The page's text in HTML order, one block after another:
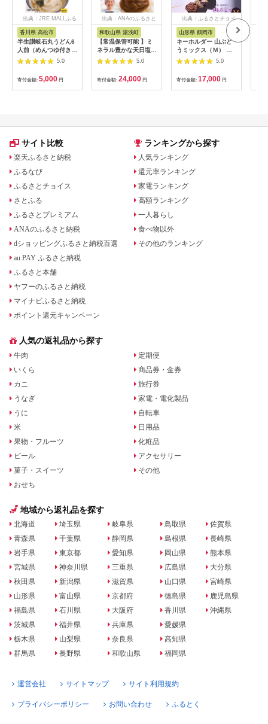
出典：JRE MALLふる
さと納税
香川県 高松市
半生讃岐石丸うどん6
人前（めんつゆ付き）
麺300g×2袋
5.0
寄付金額: 5,000 円
出典：ANAのふるさと
和歌山県 湯浅町
【常温保管可能 】ミ
ネラル豊かな天日塩だ
けで漬けた無添加梅干
し2kg 梅ボーイズ｜
B201_EP6024
5.0
寄付金額: 24,000 円
出典：ふるさとチョイ
山形県 鶴岡市
キーホルダー 山ぶど
うミックス（Ｍ） 山
形県鶴岡市 アトリエ
かおる | 山葡萄 雑貨
キーホルダー ギフト
贈り物 お取り寄せ 返
礼品
5.0
寄付金額: 17,000 円
サイト比較
楽天ふるさと納税
ふるなび
ふるさとチョイス
さとふる
ふるさとプレミアム
ANAのふるさと納税
dショッピングふるさと納税百選
au PAY ふるさと納税
ふるさと本舗
ヤフーのふるさと納税
マイナビふるさと納税
ポイント還元キャンペーン
ランキングから探す
人気ランキング
還元率ランキング
家電ランキング
高額ランキング
一人暮らし
食べ物以外
その他のランキング
人気の返礼品から探す
牛肉
いくら
カニ
うなぎ
うに
米
果物・フルーツ
ビール
菓子・スイーツ
おせち
定期便
商品券・金券
旅行券
家電・電化製品
自転車
日用品
化粧品
アクセサリー
その他
地域から返礼品を探す
北海道
青森県
岩手県
宮城県
秋田県
山形県
福島県
茨城県
栃木県
群馬県
埼玉県
千葉県
東京都
神奈川県
新潟県
富山県
石川県
福井県
山梨県
長野県
岐阜県
静岡県
愛知県
三重県
滋賀県
京都府
大阪府
兵庫県
奈良県
和歌山県
鳥取県
島根県
岡山県
広島県
山口県
徳島県
香川県
愛媛県
高知県
福岡県
佐賀県
長崎県
熊本県
大分県
宮崎県
鹿児島県
沖縄県
運営会社 サイトマップ サイト利用規約
プライバシーポリシー お問い合わせ ふるとく